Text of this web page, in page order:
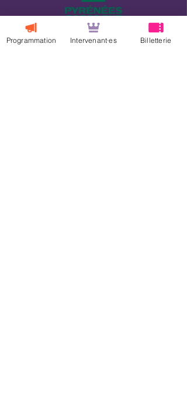
Programmation Intervenant·es Billetterie